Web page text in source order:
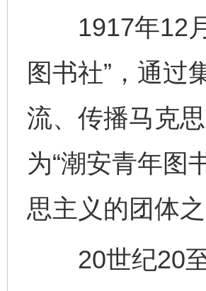
1917年12月
图书社”，通过
流、传播马克
为“潮安青年图
思主义的团体之
20世纪20至